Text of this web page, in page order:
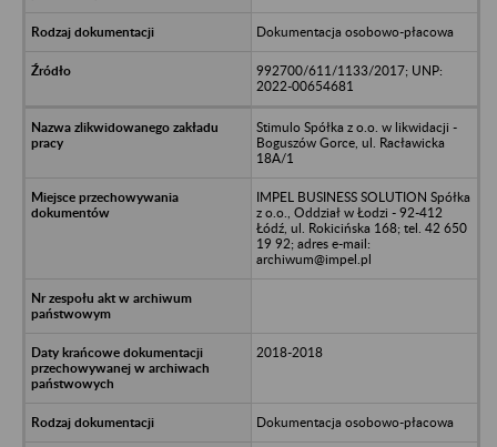
Dokumentacja osobowo-płacowa
992700/611/1133/2017; UNP:
2022-00654681
Stimulo Spółka z o.o. w likwidacji -
Boguszów Gorce, ul. Racławicka
18A/1
IMPEL BUSINESS SOLUTION Spółka
z o.o., Oddział w Łodzi - 92-412
Łódź, ul. Rokicińska 168; tel. 42 650
19 92; adres e-mail:
archiwum@impel.pl
2018-2018
Dokumentacja osobowo-płacowa